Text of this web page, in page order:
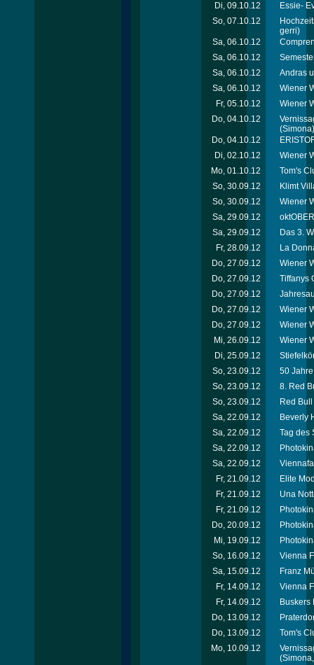
Di, 09.10.12
Essie-
So, 07.10.12
gerri)
Sa, 06.10.12
Sa, 06.10.12
Sa, 06.10.12
Andras
Sa, 06.10.12
Wiener
Fr, 05.10.12
Wiener
Do, 04.10.12
(Simona)
Do, 04.10.12
Di, 02.10.12
Wiener
Mo, 01.10.12
Tom's
So, 30.09.12
Klimt
So, 30.09.12
Wiener
Sa, 29.09.12
Sa, 29.09.12
Das 3.
Fr, 28.09.12
La
Do, 27.09.12
Wiener
Do, 27.09.12
Tiffanys
Do, 27.09.12
Do, 27.09.12
Wiener
Do, 27.09.12
Wiener
Mi, 26.09.12
Wiener
Di, 25.09.12
So, 23.09.12
50
So, 23.09.12
8. Red
So, 23.09.12
Red
Sa, 22.09.12
Beverly
Sa, 22.09.12
Tag des
Sa, 22.09.12
Sa, 22.09.12
Fr, 21.09.12
Elite
Fr, 21.09.12
Una
Fr, 21.09.12
Do, 20.09.12
Mi, 19.09.12
So, 16.09.12
Vienna
Sa, 15.09.12
Franz
Fr, 14.09.12
Vienna
Fr, 14.09.12
Buskers
Do, 13.09.12
Do, 13.09.12
Tom's
Mo, 10.09.12